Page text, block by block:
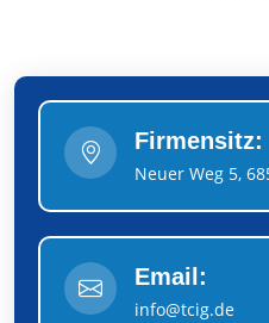
Firmensitz:
Neuer Weg 5,
Email:
info@tcig.de